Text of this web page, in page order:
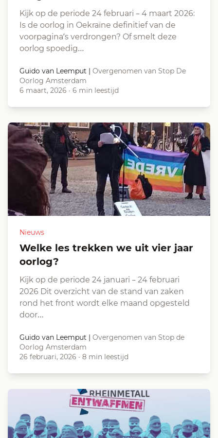
Kijk op de periode 24 februari – 4 maart 2026:
Is de oorlog in Oekraïne definitief van de
voorpagina’s verdrongen? Of smelt deze
oorlog spoedig…
Guido van Leemput | Overgenomen van Stop De
Oorlog Amsterdam
6 maart, 2026 · 6 min leestijd
Nieuws
Welke les trekken we uit vier jaar
oorlog?
Kijk op de periode 24 januari – 24 februari
2026 Dit overzicht van de stand van zaken
rond het front wordt elke maand opgesteld
door…
Guido van Leemput | Overgenomen van Stop de
Oorlog Amsterdam
26 februari, 2026 · 8 min leestijd